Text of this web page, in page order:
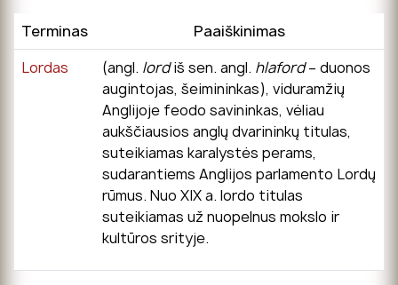
Terminas
Paaiškinimas
Lordas
(angl. lordiš sen. angl. hlaford– duonos
augintojas, šeimininkas), viduramžių
Anglijoje feodo savininkas, vėliau
aukščiausios anglų dvarininkų titulas,
suteikiamas karalystės perams,
sudarantiems Anglijos parlamento Lordų
rūmus. Nuo XIX a. lordo titulas
suteikiamas už nuopelnus mokslo ir
kultūros srityje.